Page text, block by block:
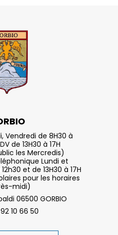
Vendredi de 8H30 à
de 13H30 à 17H
les Mercredis)
Lundi et
et de 13H30 à 17H
pour les horaires
midi)
06500 GORBIO
10 66 50